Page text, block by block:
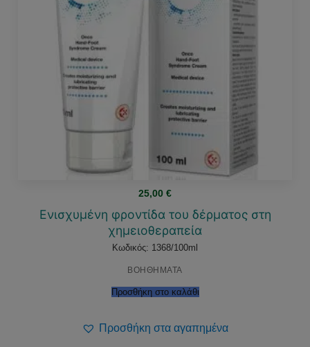
25,00 €
Ενισχυμένη φροντίδα του δέρματος στη
χημειοθεραπεία
Κωδικός: 1368/100ml
ΒΟΗΘΗΜΑΤΑ
Προσθήκη στο καλάθι
Προσθήκη στα αγαπημένα